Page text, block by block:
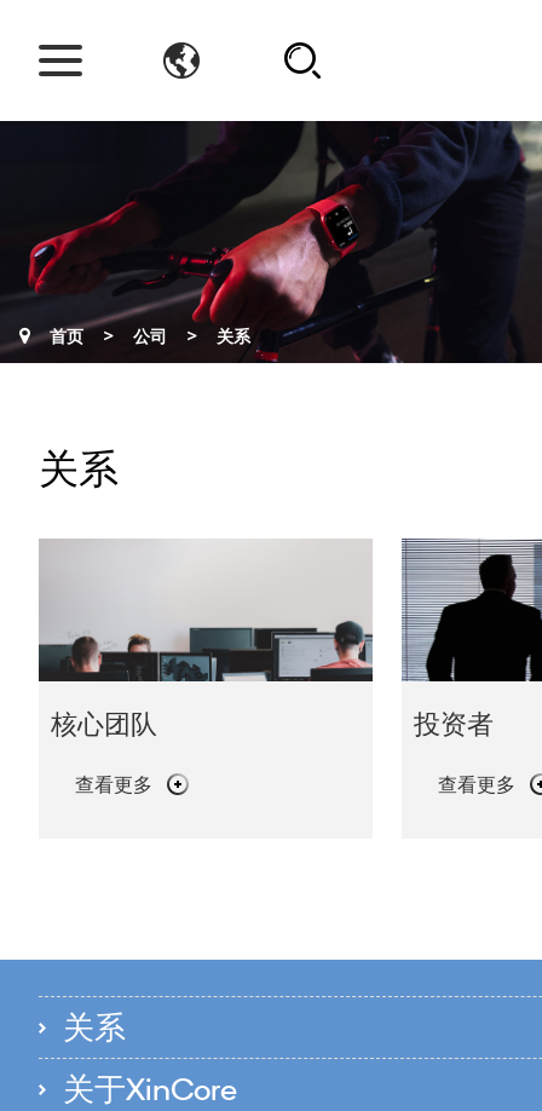
首页 > 公司 > 关系
关系
核心团队
查看更多
投资者
查看更多
关系
关于XinCore